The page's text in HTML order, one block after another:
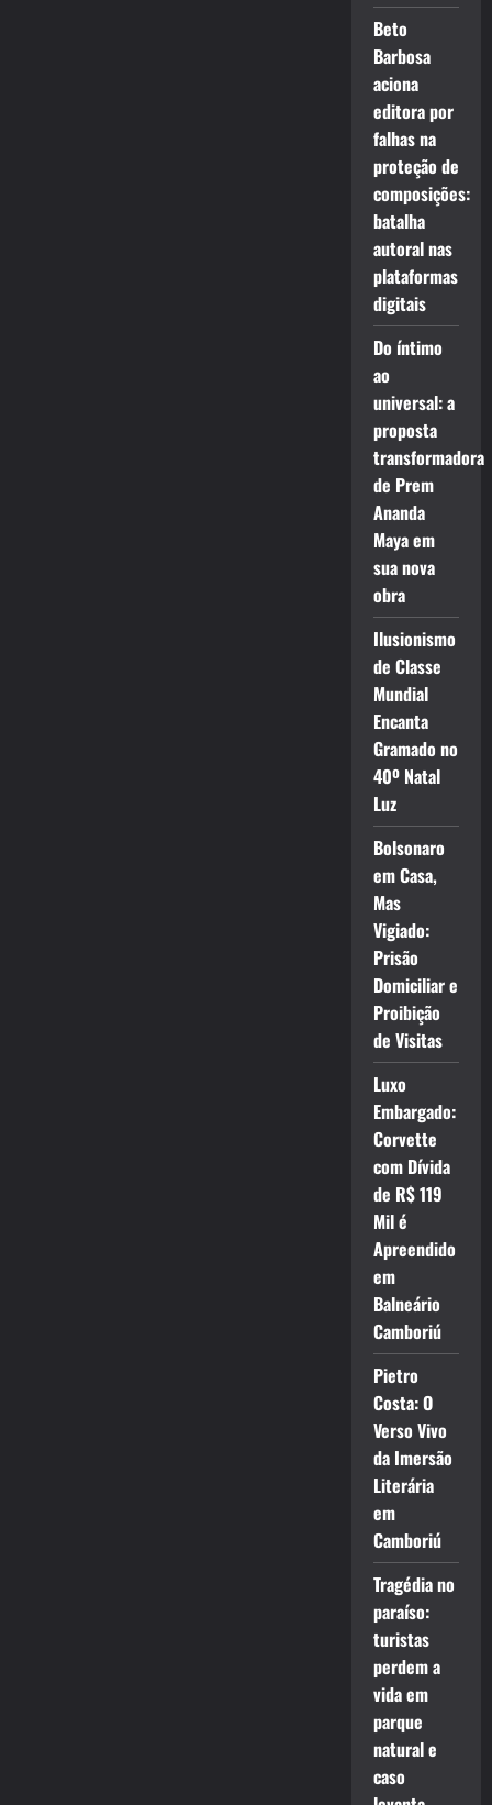
Beto
Barbosa
aciona
editora por
falhas na
proteção de
composições:
batalha
autoral nas
plataformas
digitais
Do íntimo
ao
universal: a
proposta
transformadora
de Prem
Ananda
Maya em
sua nova
obra
Ilusionismo
de Classe
Mundial
Encanta
Gramado no
40º Natal
Luz
Bolsonaro
em Casa,
Mas
Vigiado:
Prisão
Domiciliar e
Proibição
de Visitas
Luxo
Embargado:
Corvette
com Dívida
de R$ 119
Mil é
Apreendido
em
Balneário
Camboriú
Pietro
Costa: O
Verso Vivo
da Imersão
Literária
em
Camboriú
Tragédia no
paraíso:
turistas
perdem a
vida em
parque
natural e
caso